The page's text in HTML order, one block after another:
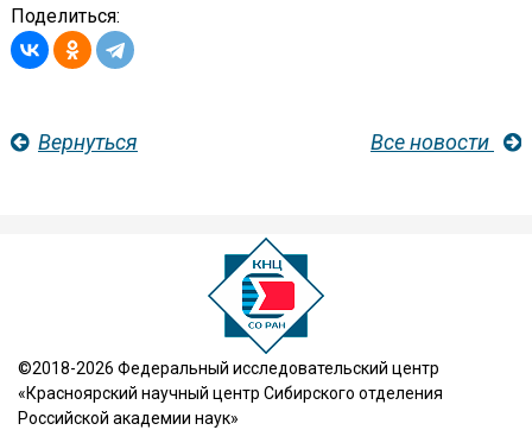
Поделиться:
Вернуться Все новости
©2018-2026 Федеральный исследовательский центр
«Красноярский научный центр Сибирского отделения
Российской академии наук»